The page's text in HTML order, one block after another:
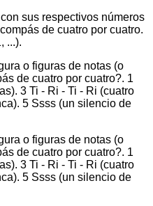
sus respectivos números
de cuatro por cuatro.
...).
o figuras de notas (o
de cuatro por cuatro?. 1
3 Ti - Ri - Ti - Ri (cuatro
5 Ssss (un silencio de
o figuras de notas (o
de cuatro por cuatro?. 1
3 Ti - Ri - Ti - Ri (cuatro
5 Ssss (un silencio de